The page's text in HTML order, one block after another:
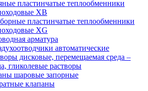
пластинчатые теплообменники
ХВ
пластинчатые теплообменники
ХG
арматура
автоматические
дисковые, перемещаемая среда –
гликолевые растворы
шаровые запорные
клапаны